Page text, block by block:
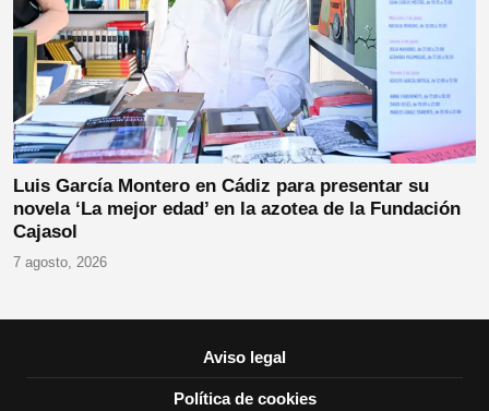
Luis García Montero en Cádiz para presentar su
novela ‘La mejor edad’ en la azotea de la Fundación
Cajasol
7 agosto, 2026
Aviso legal
Política de cookies